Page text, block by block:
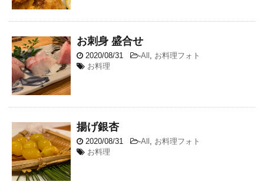
お刺身 盛合せ
2020/08/31 -All , お料理フォト
お料理
揚げ銀杏
2020/08/31 -All , お料理フォト
お料理